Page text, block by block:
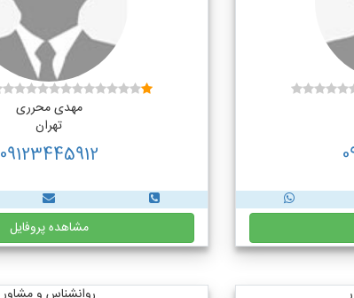
مهدی محرری
تهران
09123445912
مشاهده پروفایل